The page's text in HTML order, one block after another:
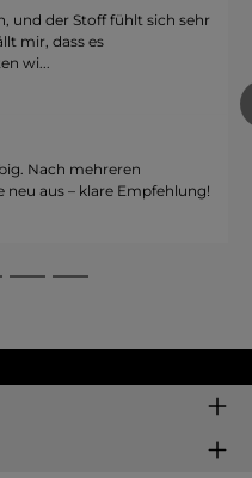
von 5 Sternen
und der Stoff fühlt sich sehr
mir, dass es
wi...
von 5 Sternen
Nach mehreren
aus – klare Empfehlung!